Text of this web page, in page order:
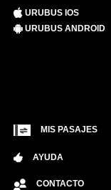
URUBUS IOS
URUBUS ANDROID
MIS PASAJES
AYUDA
CONTACTO